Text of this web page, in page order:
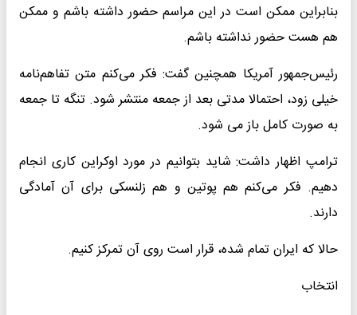
بنابراین ممکن است در این مراسم حضور داشته باشم و ممکن
هم هست حضور نداشته باشم.
رئیس‌جمهور آمریکا همچنین گفت: فکر می‌کنم متن تفاهم‌نامه
خیلی زود، احتمالا مدتی بعد از جمعه منتشر شود. تنگه تا جمعه
به صورت کامل باز می شود.
ترامپ اظهار داشت: شاید بتوانیم در مورد اوکراین کاری انجام
دهیم. فکر می‌کنم هم پوتین و هم زلنسکی برای آن آمادگی
دارند.
حالا که ایران تمام شده، قرار است روی آن تمرکز کنیم.
انتخاب